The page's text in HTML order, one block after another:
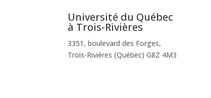
Université du Québec
à Trois-Rivières
3351, boulevard des Forges,
Trois-Rivières (Québec) G8Z 4M3